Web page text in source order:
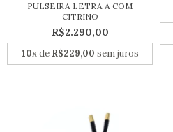
PULSEIRA LETRA A COM
CITRINO
R$2.290,00
10x de R$229,00 sem juros